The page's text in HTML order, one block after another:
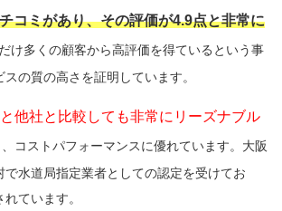
コミがあり、その評価が4.9点と非常に
け多くの顧客から高評価を得ているという事
の質の高さを証明しています。
他社と比較しても非常にリーズナブル
コストパフォーマンスに優れています。大阪
で水道局指定業者としての認定を受けてお
ています。